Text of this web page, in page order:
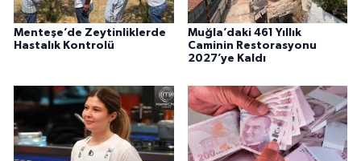
Menteşe’de Zeytinliklerde
Hastalık Kontrolü
Muğla’daki 461 Yıllık
Caminin Restorasyonu
2027’ye Kaldı